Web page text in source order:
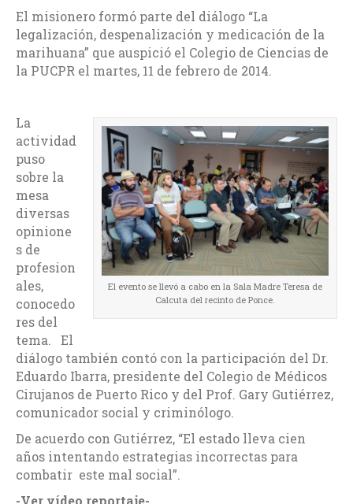
El misionero formó parte del diálogo “La
legalización, despenalización y medicación de la
marihuana” que auspició el Colegio de Ciencias de
la PUCPR el martes, 11 de febrero de 2014.
El evento se llevó a cabo en la Sala Madre Teresa de
Calcuta del recinto de Ponce.
La
actividad
puso
sobre la
mesa
diversas
opinione
s de
profesion
ales,
conocedo
res del
tema. El
diálogo también contó con la participación del Dr.
Eduardo Ibarra, presidente del Colegio de Médicos
Cirujanos de Puerto Rico y del Prof. Gary Gutiérrez,
comunicador social y criminólogo.
De acuerdo con Gutiérrez, “El estado lleva cien
años intentando estrategias incorrectas para
combatir este mal social”.
-Ver vídeo reportaje-